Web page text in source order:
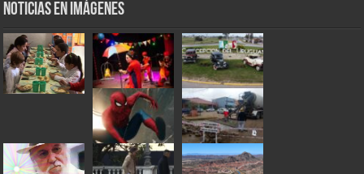
Noticias en Imágenes